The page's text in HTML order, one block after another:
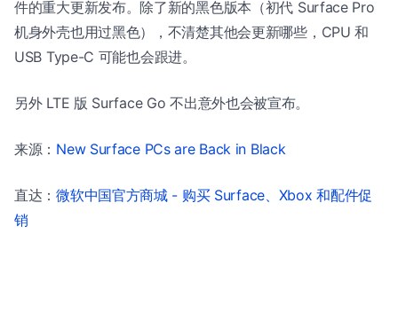
件的重大更新发布。除了新的黑色版本（初代 Surface Pro
机身外壳也用过黑色），不清楚其他会更新哪些，CPU 和
USB Type-C 可能也会跟进。
另外 LTE 版 Surface Go 不出意外也会被宣布。
来源： New Surface PCs are Back in Black
直达：微软中国官方商城 - 购买 Surface、Xbox 和配件促
销